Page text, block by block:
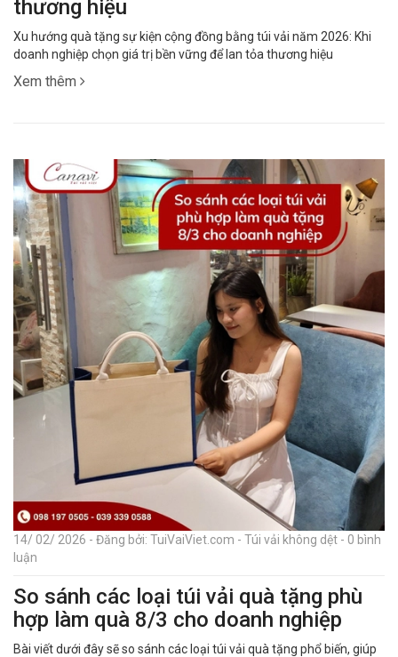
thương hiệu
Xu hướng quà tặng sự kiện cộng đồng bằng túi vải năm 2026: Khi
doanh nghiệp chọn giá trị bền vững để lan tỏa thương hiệu
Xem thêm
14/ 02/ 2026 - Đăng bởi: TuiVaiViet.com - Túi vải không dệt - 0 bình
luận
So sánh các loại túi vải quà tặng phù
hợp làm quà 8/3 cho doanh nghiệp
Bài viết dưới đây sẽ so sánh các loại túi vải quà tặng phổ biến, giúp